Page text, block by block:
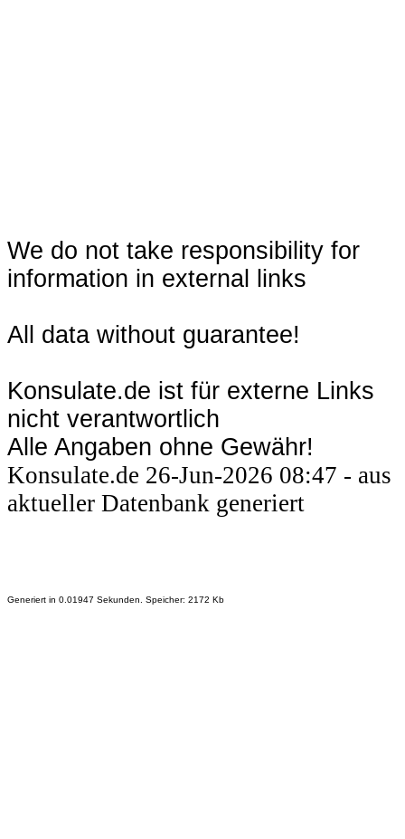
We do not take responsibility for
information in external links
All data without guarantee!
Konsulate.de ist für externe Links
nicht verantwortlich
Alle Angaben ohne Gewähr!
Konsulate.de 26-Jun-2026 08:47 - aus
aktueller Datenbank generiert
Generiert in 0.01947 Sekunden. Speicher: 2172 Kb